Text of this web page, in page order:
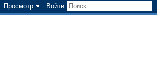
Просмотр Войти